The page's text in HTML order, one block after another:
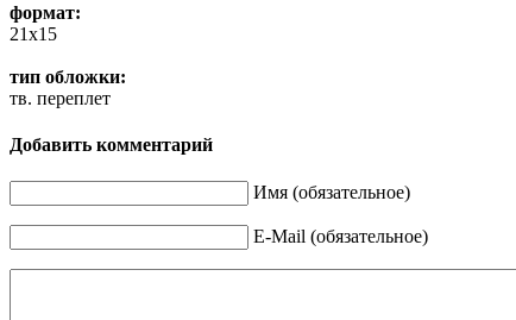
формат:
21x15
тип обложки:
тв. переплет
Добавить комментарий
Имя (обязательное)
E-Mail (обязательное)